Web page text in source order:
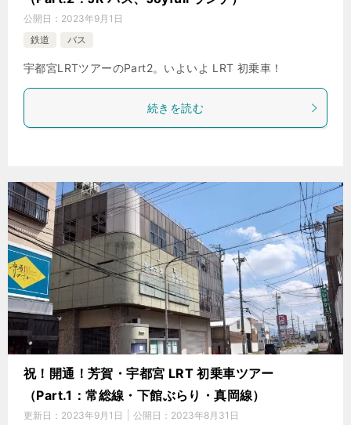
公開日： 2023年9月1日
鉄道
バス
宇都宮LRTツアーのPart2。いよいよ LRT 初乗車！
続きを読む
祝！開通！芳賀・宇都宮 LRT 初乗車ツアー
（Part.1：常総線・下館ぶらり・真岡線）
更新日： 2023年9月1日 公開日： 2023年8月31日